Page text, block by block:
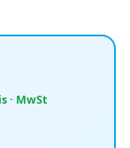
· MwSt